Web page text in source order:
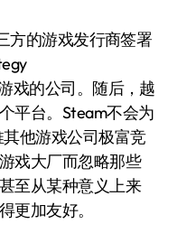
方的游戏发行商签署
戏的公司。随后，越
平台。Steam不会为
他游戏公司极富竞
戏大厂而忽略那些
至从某种意义上来
更加友好。